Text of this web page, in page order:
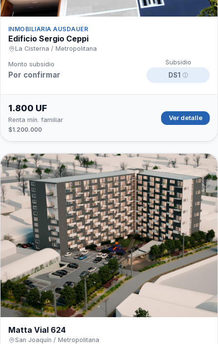
INMOBILIARIA AUSDAUER
Edificio Sergio Ceppi
La Cisterna / Metropolitana
Monto subsidio
Por confirmar
Subsidio
DS1 ⓘ
1.800 UF
Renta mín. familiar
$1.200.000
Ver detalle
Matta Vial 624
San Joaquín / Metropolitana